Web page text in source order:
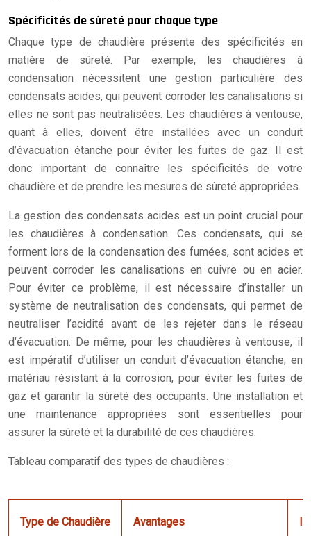
Spécificités de sûreté pour chaque type
Chaque type de chaudière présente des spécificités en
matière de sûreté. Par exemple, les chaudières à
condensation nécessitent une gestion particulière des
condensats acides, qui peuvent corroder les canalisations si
elles ne sont pas neutralisées. Les chaudières à ventouse,
quant à elles, doivent être installées avec un conduit
d’évacuation étanche pour éviter les fuites de gaz. Il est
donc important de connaître les spécificités de votre
chaudière et de prendre les mesures de sûreté appropriées.
La gestion des condensats acides est un point crucial pour
les chaudières à condensation. Ces condensats, qui se
forment lors de la condensation des fumées, sont acides et
peuvent corroder les canalisations en cuivre ou en acier.
Pour éviter ce problème, il est nécessaire d’installer un
système de neutralisation des condensats, qui permet de
neutraliser l’acidité avant de les rejeter dans le réseau
d’évacuation. De même, pour les chaudières à ventouse, il
est impératif d’utiliser un conduit d’évacuation étanche, en
matériau résistant à la corrosion, pour éviter les fuites de
gaz et garantir la sûreté des occupants. Une installation et
une maintenance appropriées sont essentielles pour
assurer la sûreté et la durabilité de ces chaudières.
Tableau comparatif des types de chaudières :
Type de Chaudière Avantages